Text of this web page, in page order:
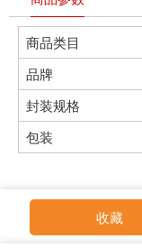
商品类目
品牌
封装规格
包装
收藏